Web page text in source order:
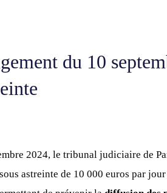
du 10
2024, le tribunal judiciaire de
astreinte de 10 000 euros par